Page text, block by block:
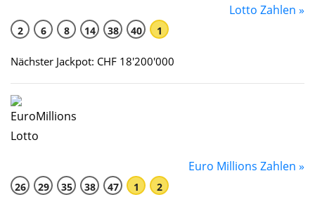
Lotto Zahlen »
2 6 8 14 38 40 1
Nächster Jackpot: CHF 18'200'000
Euro Millions Zahlen »
26 29 35 38 47 1 2